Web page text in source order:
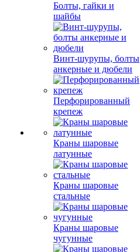
Болты, гайки и
шайбы
Винт-шурупы, болты
анкерные и дюбели
Перфорированный
крепеж
Краны шаровые
латунные
Краны шаровые
стальные
Краны шаровые
чугунные